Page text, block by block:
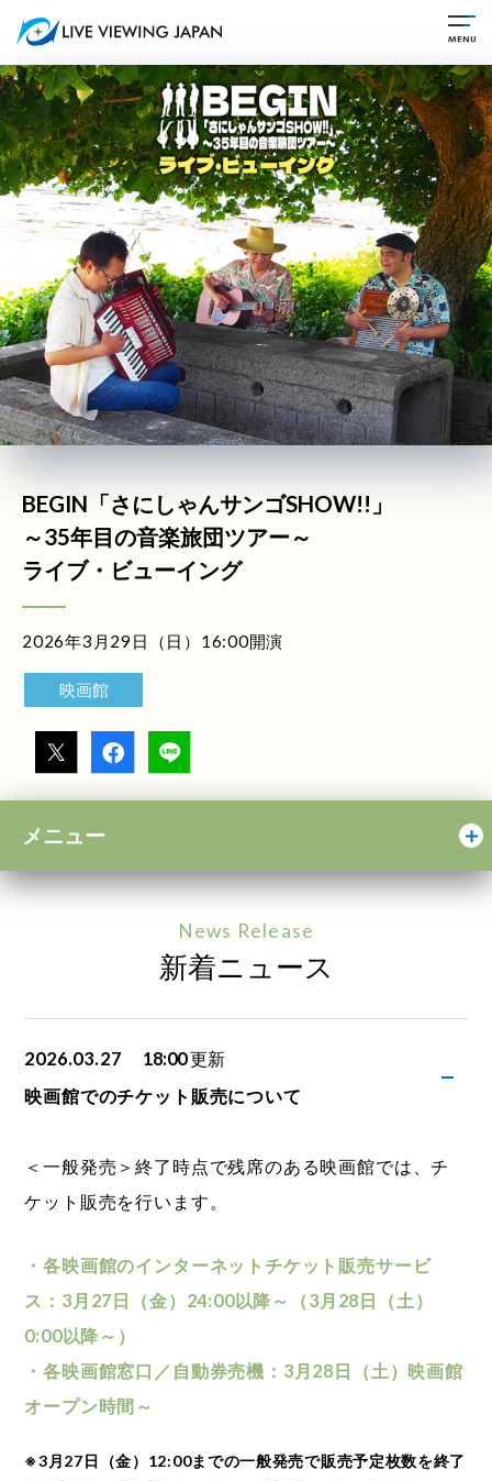
BEGIN「さにしゃんサンゴSHOW!!」
～35年目の音楽旅団ツアー～
ライブ・ビューイング
2026年3月29日（日）16:00開演
映画館
メニュー
News Release
新着ニュース
2026.03.27 18:00更新
映画館でのチケット販売について
＜一般発売＞終了時点で残席のある映画館では、チ
ケット販売を行います。
・各映画館のインターネットチケット販売サービ
ス：3月27日（金）24:00以降～（3月28日（土）
0:00以降～）
・各映画館窓口／自動券売機：3月28日（土）映画館
オープン時間～
※3月27日（金）12:00までの一般発売で販売予定枚数を終了